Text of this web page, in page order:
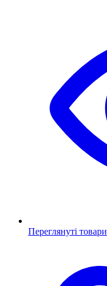
Переглянуті товари